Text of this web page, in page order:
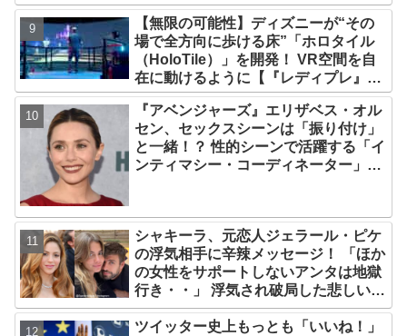
すぎる演技力！ これは女性の“自由意
志”の物語［レビュー＆解説］
【無限の可能性】ディズニーが“その
場で全方向に歩ける床”「ホロタイル
（HoloTile）」を開発！ VR空間を自
在に動けるように【『レディプレ』実
現への大きな一歩？】
『アベンジャーズ』エリザベス・オル
セン、セックスシーンは「振り付け」
と一緒！？ 性的シーンで活躍する「イ
ンティマシー・コーディネーター」の
シャキーラ、元恋人ジェラール・ピケ
の浮気相手に辛辣メッセージ！ 「ほか
の女性をサポートしないアンタは地獄
行き・・」 浮気され破局した悲しい心
境を赤裸々に語る
ツイッター史上もっとも「いいね！」